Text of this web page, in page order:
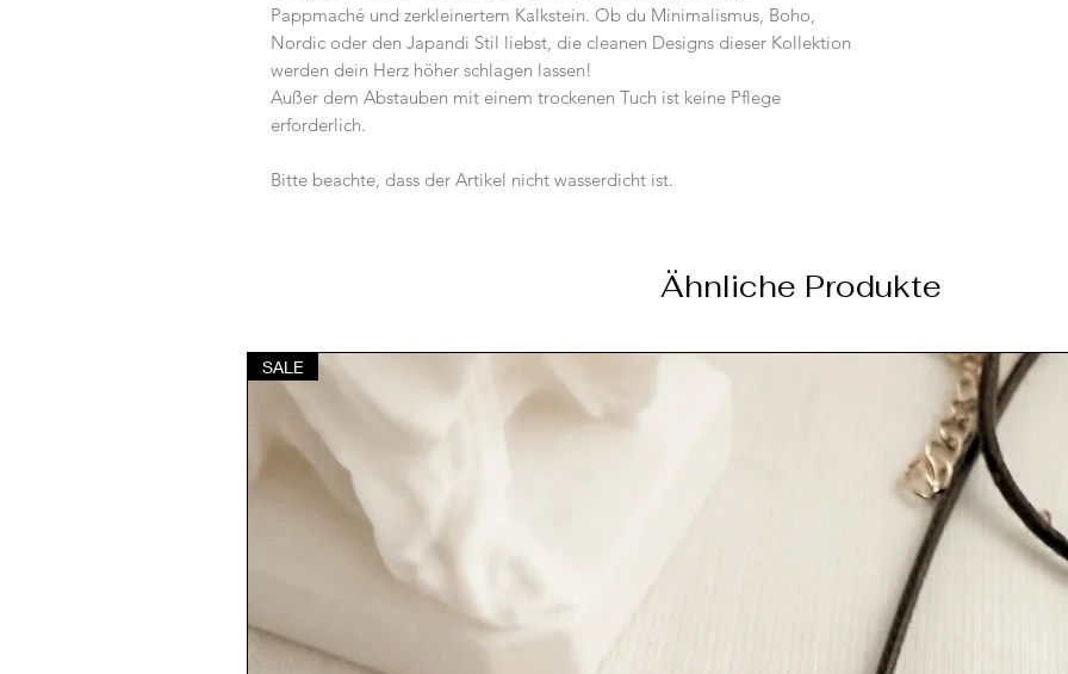
Pappmaché und zerkleinertem Kalkstein. Ob du Minimalismus, Boho,
Nordic oder den Japandi Stil liebst, die cleanen Designs dieser Kollektion
werden dein Herz höher schlagen lassen!
Außer dem Abstauben mit einem trockenen Tuch ist keine Pflege
erforderlich.
Bitte beachte, dass der Artikel nicht wasserdicht ist.
Ähnliche Produkte
SALE